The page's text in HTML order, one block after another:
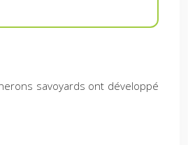
savoyards ont développé